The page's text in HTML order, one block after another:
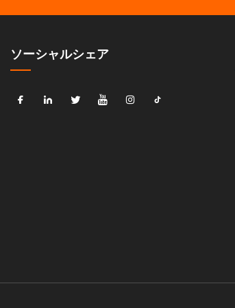
ソーシャルシェア